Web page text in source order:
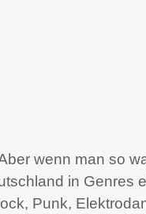
wenn man so
in Genres
Punk,